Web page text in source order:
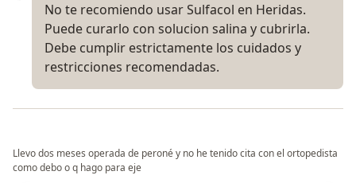
No te recomiendo usar Sulfacol en Heridas.
Puede curarlo con solucion salina y cubrirla.
Debe cumplir estrictamente los cuidados y
restricciones recomendadas.
Llevo dos meses operada de peroné y no he tenido cita con el ortopedista
como debo o q hago para eje